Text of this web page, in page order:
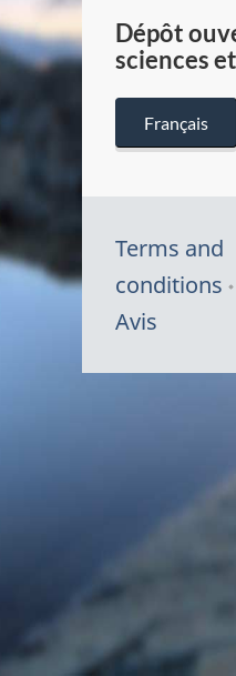
Dépôt
sciences
Français
Terms and
conditions
Avis